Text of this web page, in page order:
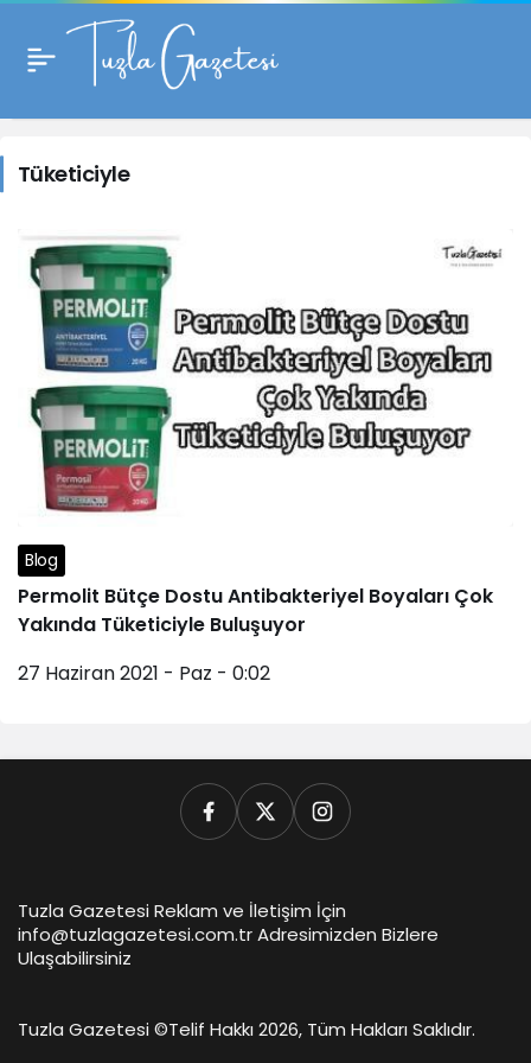
Tüketiciyle
Haberleri
Tüketiciyle
Blog
Permolit Bütçe Dostu Antibakteriyel Boyaları Çok
Yakında Tüketiciyle Buluşuyor
27 Haziran 2021 - Paz - 0:02
Tuzla Gazetesi Reklam ve İletişim İçin
info@tuzlagazetesi.com.tr Adresimizden Bizlere
Ulaşabilirsiniz
Tuzla Gazetesi ©Telif Hakkı 2026, Tüm Hakları Saklıdır.